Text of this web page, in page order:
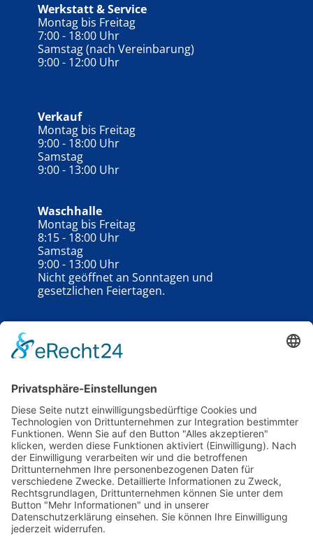
Werkstatt & Service
Montag bis Freitag
7:00 - 18:00 Uhr
Samstag (nach Vereinbarung)
9:00 - 12:00 Uhr
Verkauf
Montag bis Freitag
9:00 - 18:00 Uhr
Samstag
9:00 - 13:00 Uhr
Waschhalle
Montag bis Freitag
8:15 - 18:00 Uhr
Samstag
9:00 - 13:00 Uhr
Nicht geöffnet an Sonntagen und
gesetzlichen Feiertagen.
Gebrauchtwagengalerie
Öffnungszeiten
Samstag
13:00 - 18:00 Uhr
Während der Schautage keine Beratung, kein
Verkauf und keine Probefahrt.
Google Maps | Anfahrt
Google Maps ggf. hierfreischalten.